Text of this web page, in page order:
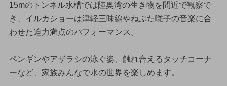
15mのトンネル水槽では陸奥湾の生き物を間近で観察で
き、イルカショーは津軽三味線やねぶた囃子の音楽に合
わせた迫力満点のパフォーマンス。
ペンギンやアザラシの泳ぐ姿、触れ合えるタッチコーナ
ーなど、家族みんなで水の世界を楽しめます。